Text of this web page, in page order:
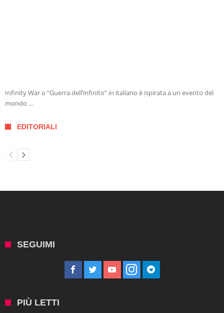
Infinity War o “Guerra dell’infinito” in italiano è ispirata a un evento del
mondo …
EDITORIALI
SEGUIMI
PIÙ LETTI